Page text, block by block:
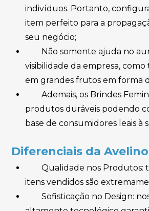
indivíduos. Portanto,
item perfeito para a
seu negócio;
Não somente ajuda no
visibilidade da empresa,
em grandes frutos em forma
Ademais, os Brindes
produtos duráveis podendo
base de consumidores leais à
Diferenciais da
Qualidade nos Produtos:
itens vendidos são
Sofisticação no Design: